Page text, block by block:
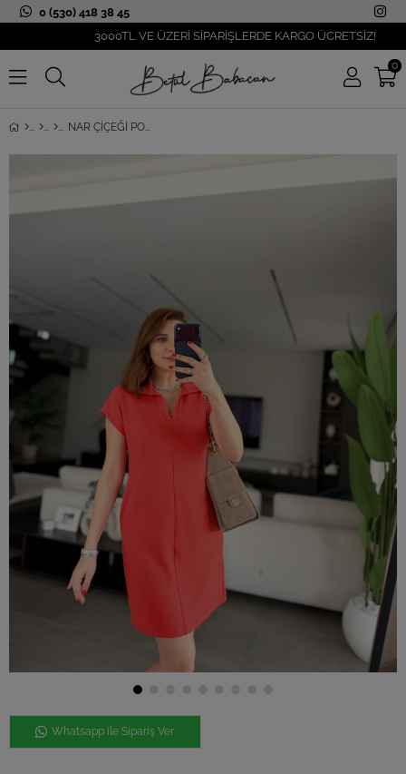
0 (530) 418 38 45
3000TL VE ÜZERİ SİPARİŞLERDE KARGO ÜCRETSİZ!
0
NAR ÇIÇEĞI POLO YAKA ÇIMALI CEPLI ELBISE
Whatsapp ile Sipariş Ver